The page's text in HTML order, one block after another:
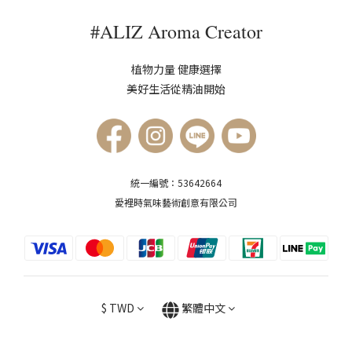
#ALIZ Aroma Creator
植物力量 健康選擇
美好生活從精油開始
統一編號：53642664
愛裡時氣味藝術創意有限公司
$ TWD 繁體中文